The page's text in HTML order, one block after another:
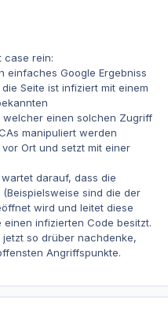
case rein:
einfaches Google Ergebniss
Seite ist infiziert mit einem
welcher einen solchen Zugriff
manipuliert werden
Ort und setzt mit einer
darauf, dass die
sind die der
wird und leitet diese
infizierten Code besitzt.
so drüber nachdenke,
Angriffspunkte.